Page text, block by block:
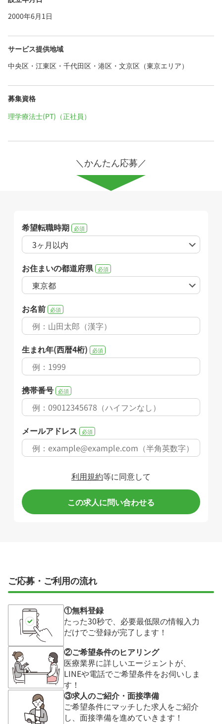
2000年6月1日
サービス提供地域
中央区・江東区・千代田区・港区・文京区（東京エリア）
募集資格
理学療法士(PT)（正社員）
＼かんたん応募／
希望転職時期 必須
お住まいの都道府県 必須
お名前 必須
生まれ年(西暦4桁) 必須
携帯番号 必須
メールアドレス 必須
利用規約等に同意して
この求人に問い合わせる
ご応募・ご利用の流れ
①無料登録
たった30秒で、必要最低限の情報入力
だけでご登録が完了します！
②ご希望条件のヒアリング
医療業界に詳しいエージェントが、
LINEや電話でご希望条件をお伺いしま
す！
③求人のご紹介・面接準備
ご希望条件にマッチした求人をご紹介
し、面接準備を進めていきます！